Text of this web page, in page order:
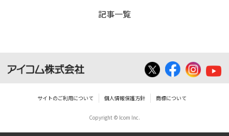
記事一覧
サイトのご利用について 個人情報保護方針 商標について
Copyright © Icom Inc.